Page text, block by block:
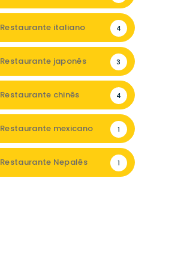
Restaurante italiano 4
Restaurante japonês 3
Restaurante chinês 4
Restaurante mexicano 1
Restaurante Nepalês 1